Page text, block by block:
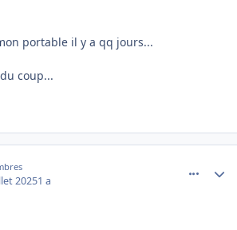
portable il y a qq jours...
coup...
20251 a